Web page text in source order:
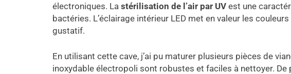
électroniques. La stérilisation de l’air par UV est une
bactéries. L’éclairage intérieur LED met en valeur les
gustatif.
En utilisant cette cave, j’ai pu maturer plusieurs pièces de
inoxydable électropoli sont robustes et faciles à nettoyer. De